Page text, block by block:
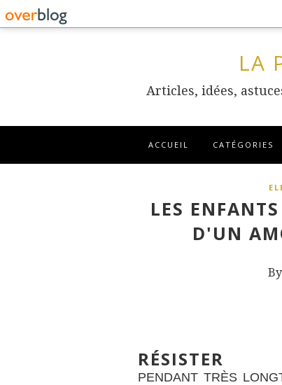
LA
Articles, idées,
ACCUEIL CATÉGORIES
LES
D'UN
RÉSISTER
PENDANT TRÈS